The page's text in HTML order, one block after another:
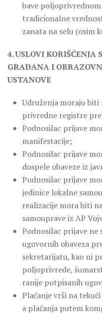
bave
tradicionalne
zanata na selu (osim
4. USLOVI KORIŠĆENJA
GRAĐANA I
USTANOVE
Udruženja moraju biti
privredne registre
Podnosilac prijave
manifestacije;
Podnosilac prijave
dospele obaveze iz
Podnosilac prijave
jedinice lokalne
realizacije mora biti
samouprave iz AP
Podnosilac prijave
ugovornih obaveza
sekretarijatu, kao ni
poljoprivrede,
ranije potpisanih
Plaćanje vrši na
a plaćanja putem